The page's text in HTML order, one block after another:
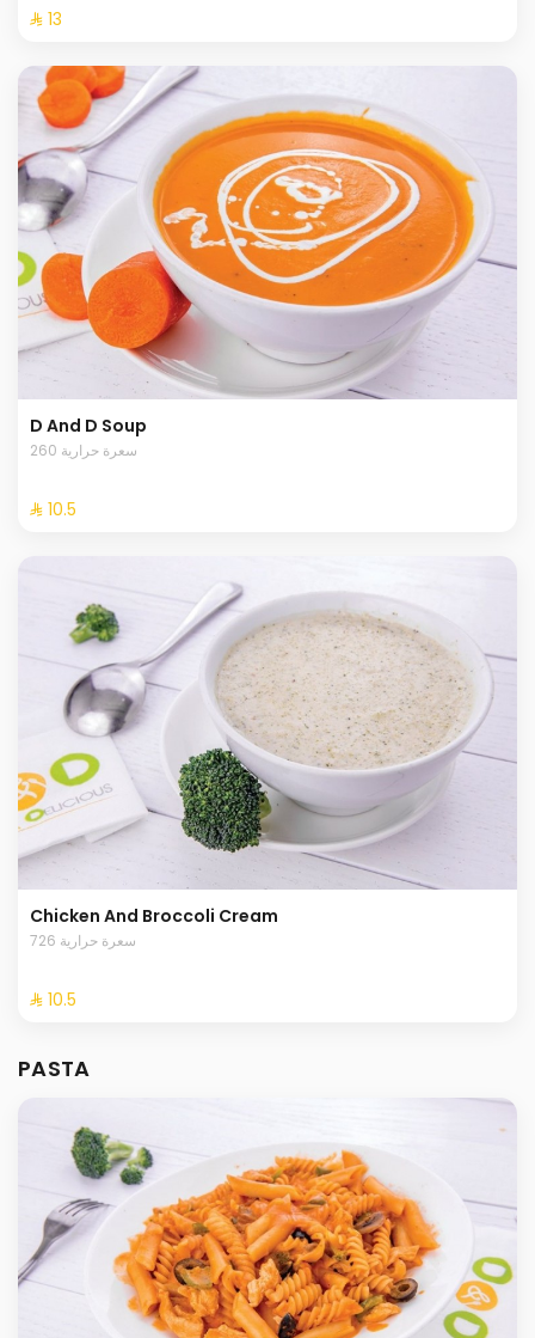
⁨⁦‪‬ 13⁩
D And D Soup
260 سعرة حرارية
⁨⁦‪‬ 10.5⁩
Chicken And Broccoli Cream
726 سعرة حرارية
⁨⁦‪‬ 10.5⁩
PASTA